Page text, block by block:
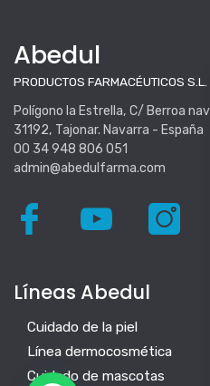
Abedul
PRODUCTOS FARMACÉUTICOS S.L.
Polígono la Estrella, C/ Berroa
31192, Tajonar. Navarra - España
00 34 948 806 051
admin@abedulfarma.com
Líneas Abedul
Cuidado de la piel
Línea dermocosmética
Cuidado de mascotas